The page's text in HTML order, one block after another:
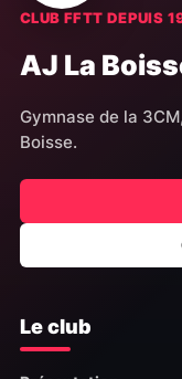
CLUB FFTT DEPUIS
AJ La
Gymnase de la
Boisse.
Le club